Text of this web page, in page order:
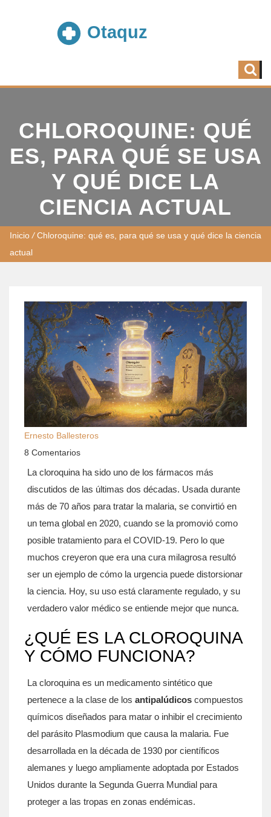
CHLOROQUINE: QUÉ
ES, PARA QUÉ SE USA
Y QUÉ DICE LA
CIENCIA ACTUAL
Inicio /Chloroquine: qué es, para qué se usa y qué dice la ciencia
actual
Ernesto Ballesteros
8 Comentarios
La cloroquina ha sido uno de los fármacos más
discutidos de las últimas dos décadas. Usada durante
más de 70 años para tratar la malaria, se convirtió en
un tema global en 2020, cuando se la promovió como
posible tratamiento para el COVID-19. Pero lo que
muchos creyeron que era una cura milagrosa resultó
ser un ejemplo de cómo la urgencia puede distorsionar
la ciencia. Hoy, su uso está claramente regulado, y su
verdadero valor médico se entiende mejor que nunca.
¿QUÉ ES LA CLOROQUINA
Y CÓMO FUNCIONA?
La cloroquina es un medicamento sintético que
pertenece a la clase de los antipalúdicos compuestos
químicos diseñados para matar o inhibir el crecimiento
del parásito Plasmodium que causa la malaria. Fue
desarrollada en la década de 1930 por científicos
alemanes y luego ampliamente adoptada por Estados
Unidos durante la Segunda Guerra Mundial para
proteger a las tropas en zonas endémicas.